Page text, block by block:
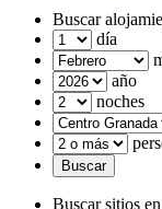
Buscar
día
año
noches
Buscar sitios